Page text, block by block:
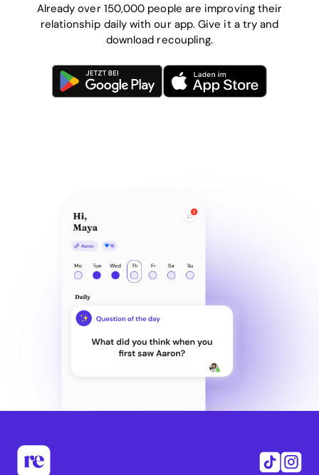
Already over 150,000 people are improving their
relationship daily with our app. Give it a try and
download recoupling.